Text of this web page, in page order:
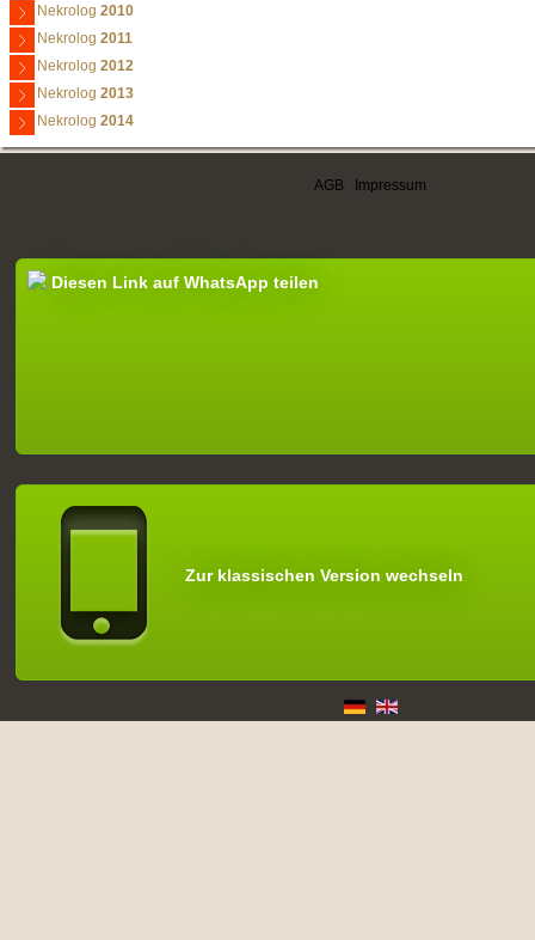
Nekrolog 2010
Nekrolog 2011
Nekrolog 2012
Nekrolog 2013
Nekrolog 2014
AGB Impressum
Diesen Link auf WhatsApp teilen
Zur klassischen Version wechseln